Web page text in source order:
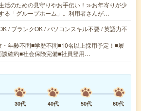
活のための見守りやお手伝い！≫お年寄りが少
る「グループホーム」。利用者さんが…
/ ブランクOK / パソコンスキル不要 / 英語力不
年齢不問■学歴不問■10名以上採用予定！■履
談確約■社会保険完備■社員登用…
30代 40代 50代
60代